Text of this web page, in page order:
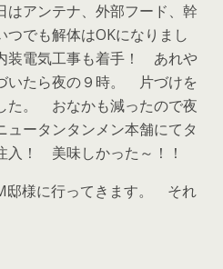
アンテナ、外部フード、幹
でも解体はOKになりまし
装電気工事も着手！ あれや
いたら夜の９時。 片づけを
た。 おなかも減ったので夜
ュータンタンメン本舗にてタ
入！ 美味しかった～！！
邸様に行ってきます。 それ